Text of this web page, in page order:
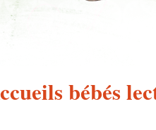
bébés